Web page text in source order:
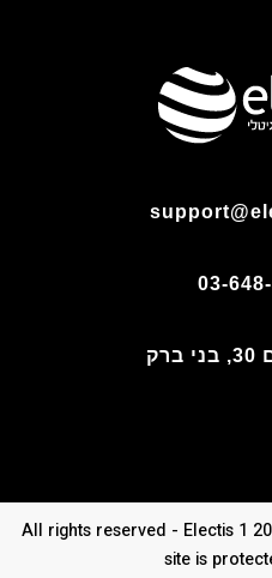
03-
All rights reserved - Electis 1
site is